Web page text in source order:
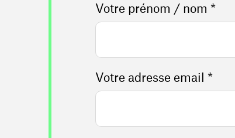
Votre prénom / nom *
Votre adresse email *